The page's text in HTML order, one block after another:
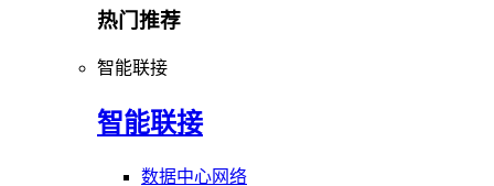
热门推荐
智能联接
智能联接
数据中心网络